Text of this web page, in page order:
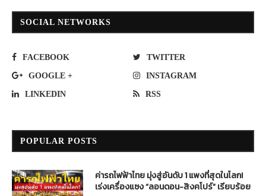
SOCIAL NETWORKS
FACEBOOK TWITTER
GOOGLE + INSTAGRAM
LINKEDIN RSS
POPULAR POSTS
ค่ารถไฟฟ้าไทย มุ่งสู่อันดับ 1 แพงที่สุดในโลก!
เร่งเครื่องแซง “ลอนดอน-สิงคโปร์” เรียบร้อย